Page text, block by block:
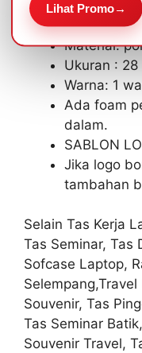
Material:
Ukuran :
Warna: 1
Ada foam
dalam.
SABLON
Jika logo
tambahan
Selain Tas Kerja
Tas Seminar, Tas
Sofcase Laptop,
Selempang,Travel
Souvenir, Tas
Tas Seminar
Souvenir Travel,
Lihat Promo→